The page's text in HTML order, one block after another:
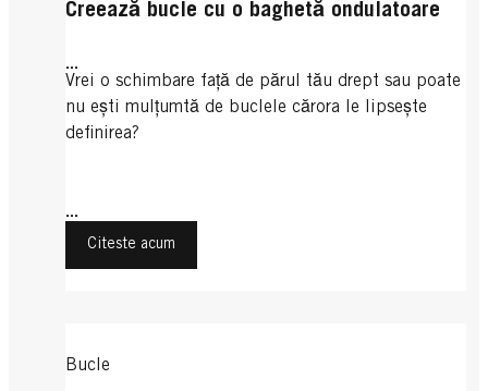
Creează bucle cu o baghetă ondulatoare
...
Vrei o schimbare față de părul tău drept sau poate
nu ești mulțumtă de buclele cărora le lipsește
definirea?
...
Citeste acum
Bucle